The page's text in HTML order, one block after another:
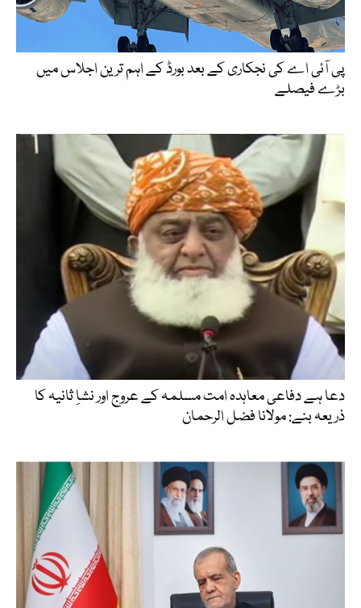
پی آئی اے کی نجکاری کے بعد بورڈ کے اہم ترین اجلاس میں
بڑے فیصلے
دعا ہے دفاعی معاہدہ امت مسلمہ کے عروج اور نشاِ ثانیہ کا
ذریعہ بنے: مولانا فضل الرحمان